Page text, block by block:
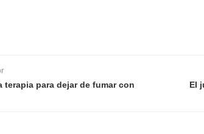
terapia para dejar de fumar con
El